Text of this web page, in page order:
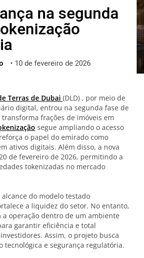
na segunda
• 10 de fevereiro de 2026
Terras de Dubai (DLD) , por meio de
digital, entrou na segunda fase de
frações de imóveis em
segue ampliando o acesso
o papel do emirado como
ativos digitais. Além disso, a nova
de fevereiro de 2026, permitindo a
tokenizadas no mercado
do modelo testado
a liquidez do setor. No entanto,
a operação dentro de um ambiente
garantir eficiência e total
Assim, o projeto busca
tecnológica e segurança regulatória.